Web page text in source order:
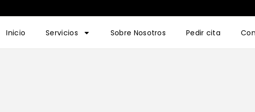
Inicio Servicios Sobre Nosotros Pedir cita